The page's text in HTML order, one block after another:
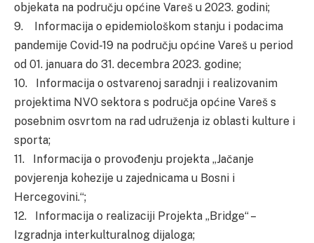
objekata na području općine Vareš u 2023. godini;
9. Informacija o epidemiološkom stanju i podacima
pandemije Covid-19 na području općine Vareš u period
od 01. januara do 31. decembra 2023. godine;
10. Informacija o ostvarenoj saradnji i realizovanim
projektima NVO sektora s područja općine Vareš s
posebnim osvrtom na rad udruženja iz oblasti kulture i
sporta;
11. Informacija o provođenju projekta „Jačanje
povjerenja kohezije u zajednicama u Bosni i
Hercegovini.“;
12. Informacija o realizaciji Projekta „Bridge“ –
Izgradnja interkulturalnog dijaloga;